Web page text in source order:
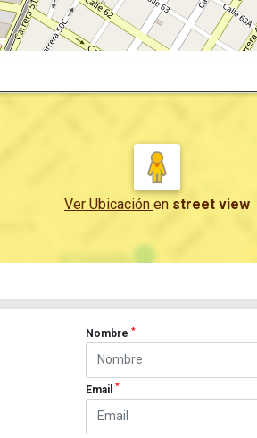
Ver Ubicación en street view
Nombre*
Email*